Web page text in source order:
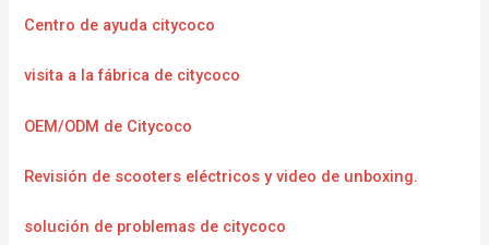
Centro de ayuda citycoco
visita a la fábrica de citycoco
OEM/ODM de Citycoco
Revisión de scooters eléctricos y video de unboxing.
solución de problemas de citycoco